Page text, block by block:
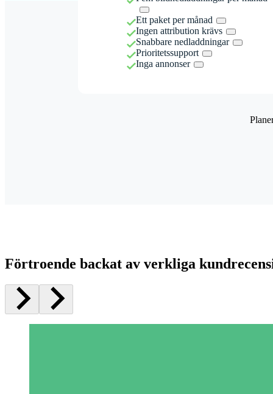
Ett paket per månad
Ingen attribution krävs
Snabbare nedladdningar
Prioritetssupport
Inga annonser
Förtroende backat av verkliga